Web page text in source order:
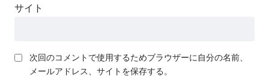
サイト
次回のコメントで使用するためブラウザーに自分の名前、
メールアドレス、サイトを保存する。